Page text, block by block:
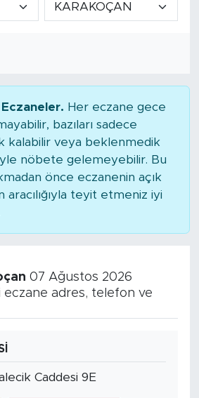
Her eczane gece
bazıları sadece
kalabilir veya beklenmedik
nöbete gelemeyebilir. Bu
önce eczanenin açık
teyit etmeniz iyi
07 Ağustos 2026
eczane adres, telefon ve
Caddesi 9E